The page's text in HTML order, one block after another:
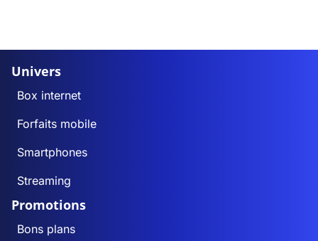
Univers
Box internet
Forfaits mobile
Smartphones
Streaming
Promotions
Bons plans